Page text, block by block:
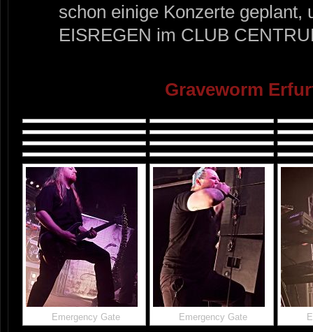
schon einige Konzerte geplant,
EISREGEN im CLUB
Graveworm
Emergency Gate Emergency Gate